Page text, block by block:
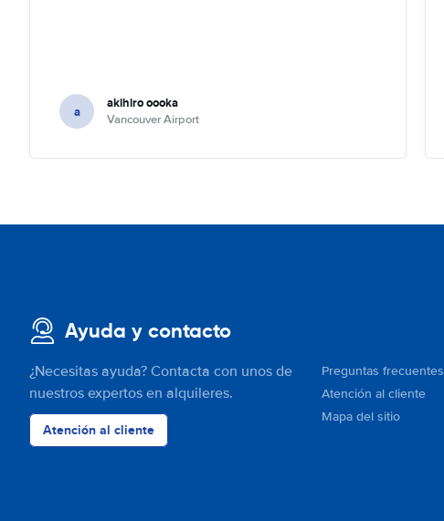
a akihiro oooka
Vancouver Airport
Ayuda y contacto
¿Necesitas ayuda? Contacta con unos de
nuestros expertos en alquileres.
Atención al cliente
Preguntas frecuentes
Atención al cliente
Mapa del sitio